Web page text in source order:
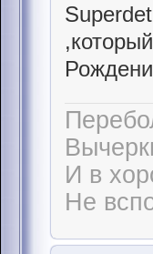
И в
Не